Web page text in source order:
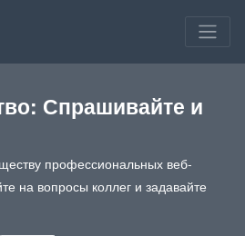
Спрашивайте и
профессиональных веб-
на вопросы коллег и задавайте